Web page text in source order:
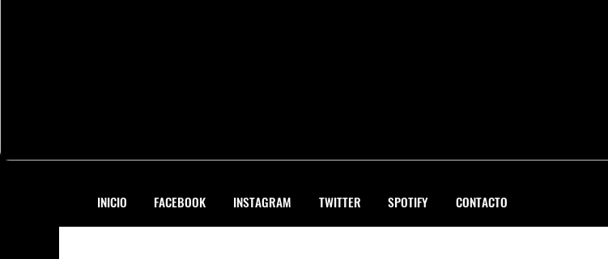
INICIO FACEBOOK INSTAGRAM TWITTER SPOTIFY CONTACTO